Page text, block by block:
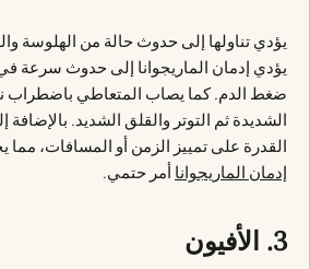
يؤدي تناولها إلى حدوث حالة من الهلوسة
يؤدي إدمان الماريجوانا إلى حدوث سرعة
ضغط الدم. كما يصاب المتعاطي باضطراب
الشديدة ثم التوتر والقلق الشديد. بالإضافة
القدرة على تمييز الزمن أو المسافات، مما
إدمان الماريجواناأمر حتمي.
3. الأفيون